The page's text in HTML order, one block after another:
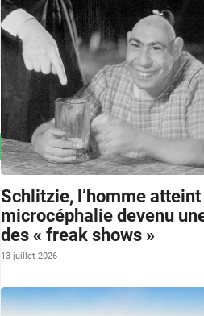
Schlitzie, l’homme atteint
microcéphalie devenu
des « freak shows »
13 juillet 2026